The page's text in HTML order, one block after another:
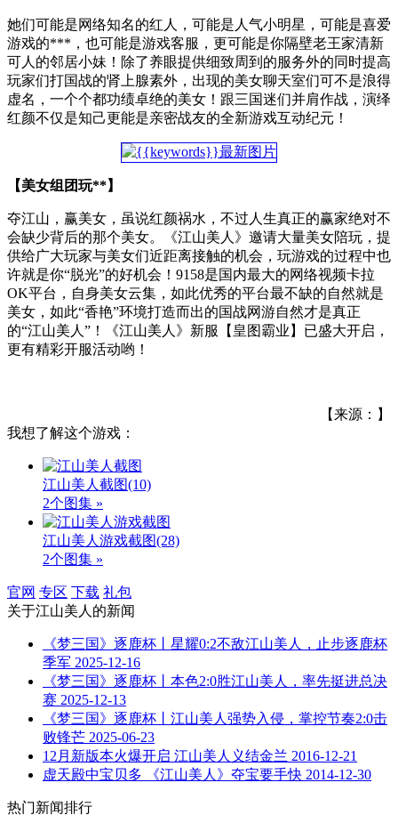
她们可能是网络知名的红人，可能是人气小明星，可能是喜爱
游戏的***，也可能是游戏客服，更可能是你隔壁老王家清新
可人的邻居小妹！除了养眼提供细致周到的服务外的同时提高
玩家们打国战的肾上腺素外，出现的美女聊天室们可不是浪得
虚名，一个个都功绩卓绝的美女！跟三国迷们并肩作战，演绎
红颜不仅是知己更能是亲密战友的全新游戏互动纪元！
【美女组团玩**】
夺江山，赢美女，虽说红颜祸水，不过人生真正的赢家绝对不
会缺少背后的那个美女。《江山美人》邀请大量美女陪玩，提
供给广大玩家与美女们近距离接触的机会，玩游戏的过程中也
许就是你“脱光”的好机会！9158是国内最大的网络视频卡拉
OK平台，自身美女云集，如此优秀的平台最不缺的自然就是
美女，如此“香艳”环境打造而出的国战网游自然才是真正
的“江山美人”！《江山美人》新服【皇图霸业】已盛大开启，
更有精彩开服活动哟！
【来源：】
我想了解这个游戏：
江山美人截图(10)
2个图集 »
江山美人游戏截图(28)
2个图集 »
官网 专区 下载 礼包
关于江山美人 的新闻
《梦三国》逐鹿杯丨星耀0:2不敌江山美人，止步逐鹿杯
季军 2025-12-16
《梦三国》逐鹿杯丨本色2:0胜江山美人，率先挺进总决
赛 2025-12-13
《梦三国》逐鹿杯丨江山美人强势入侵，掌控节奏2:0击
败锋芒 2025-06-23
12月新版本火爆开启 江山美人义结金兰 2016-12-21
虚天殿中宝贝多 《江山美人》夺宝要手快 2014-12-30
热门新闻排行